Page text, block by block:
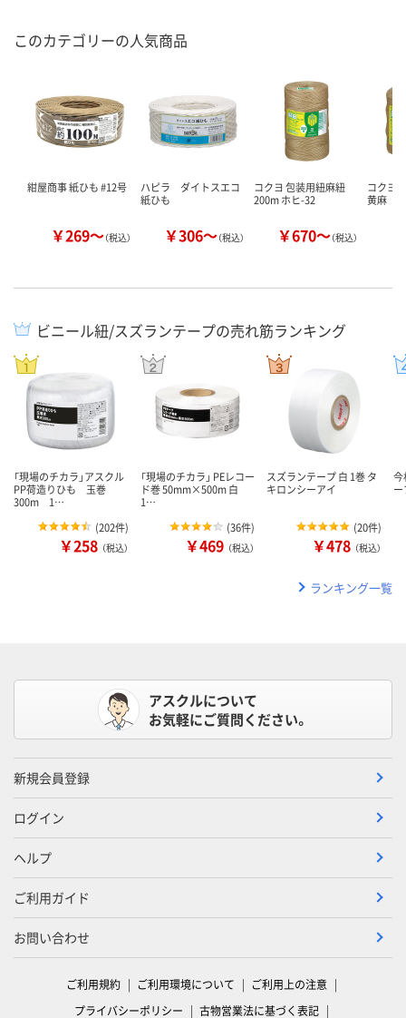
このカテゴリーの人気商品
紺屋商事 紙ひも #12号
￥269～（税込）
ハピラ ダイトスエコ
紙ひも
￥306～（税込）
コクヨ 包装用紐麻紐
200m ホヒ-32
￥670～（税込）
コクヨ
黄麻
ビニール紐/スズランテープの売れ筋ランキング
「現場のチカラ」アスクル
PP荷造りひも 玉巻
300m 1…
(202件)
￥258 （税込）
「現場のチカラ」 PEレコー
ド巻 50mm×500m 白
1…
(36件)
￥469 （税込）
スズランテープ 白 1巻 タ
キロンシーアイ
(20件)
￥478 （税込）
今
ー
ランキング一覧
アスクルについて
お気軽にご質問ください。
新規会員登録
ログイン
ヘルプ
ご利用ガイド
お問い合わせ
ご利用規約 ご利用環境について
ご利用上の注意
プライバシーポリシー
古物営業法に基づく表記